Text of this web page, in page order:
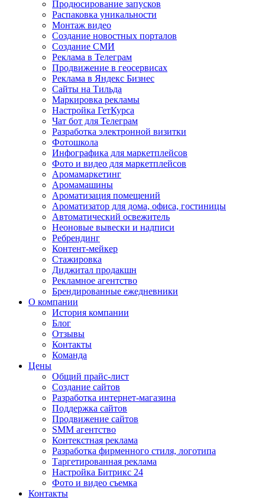
Продюсирование запусков
Распаковка уникальности
Монтаж видео
Создание новостных порталов
Cоздание СМИ
Реклама в Телеграм
Продвижение в геосервисах
Реклама в Яндекс Бизнес
Сайты на Тильда
Маркировка рекламы
Настройка ГетКурса
Чат бот для Телеграм
Разработка электронной визитки
Фотошкола
Инфографика для маркетплейсов
Фото и видео для маркетплейсов
Аромамаркетинг
Аромамашины
Ароматизация помещений
Ароматизатор для дома, офиса, гостиницы
Автоматический освежитель
Неоновые вывески и надписи
Ребрендинг
Контент-мейкер
Стажировка
Диджитал продакшн
Рекламное агентство
Брендированные ежедневники
О компании
История компании
Блог
Отзывы
Контакты
Команда
Цены
Общий прайс-лист
Создание сайтов
Разработка интернет-магазина
Поддержка сайтов
Продвижение сайтов
SMM агентство
Контекстная реклама
Разработка фирменного стиля, логотипа
Таргетированная реклама
Настройка Битрикс 24
Фото и видео съемка
Контакты